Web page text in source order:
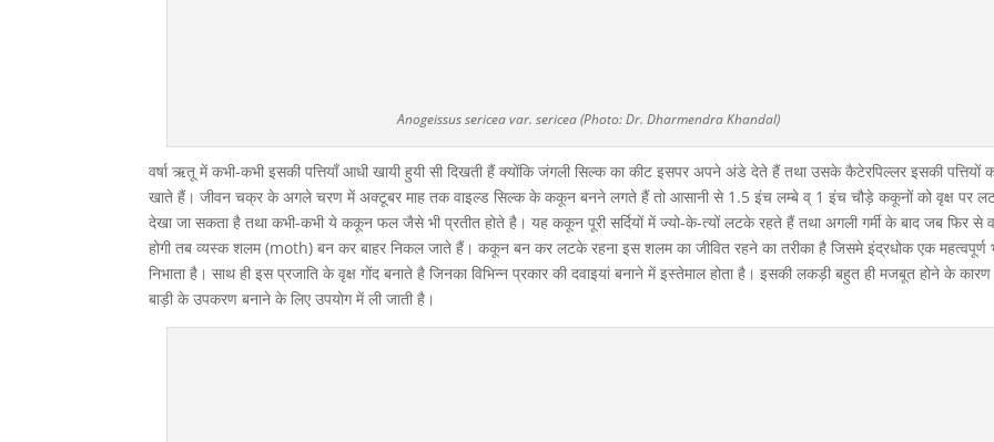
Anogeissus sericea var. sericea (Photo: Dr. Dharmendra Khandal)
वर्षा ऋतू में कभी-कभी इसकी पत्तियाँ आधी खायी हुयी सी दिखती हैं क्योंकि जंगली सिल्क का कीट इसपर अपने अंडे देते हैं तथा उसके कैटेरपिल्लर इसकी पत्तियों
खाते हैं। जीवन चक्र के अगले चरण में अक्टूबर माह तक वाइल्ड सिल्क के ककून बनने लगते हैं तो आसानी से 1.5 इंच लम्बे व् 1 इंच चौड़े ककूनों को वृक्ष पर
देखा जा सकता है तथा कभी-कभी ये ककून फल जैसे भी प्रतीत होते है। यह ककून पूरी सर्दियों में ज्यो-के-त्यों लटके रहते हैं तथा अगली गर्मी के बाद जब फिर से
होगी तब व्यस्क शलम (moth) बन कर बाहर निकल जाते हैं। ककून बन कर लटके रहना इस शलम का जीवित रहने का तरीका है जिसमे इंद्रधोक एक महत्वपूर्ण
निभाता है। साथ ही इस प्रजाति के वृक्ष गोंद बनाते है जिनका विभिन्न प्रकार की दवाइयां बनाने में इस्तेमाल होता है। इसकी लकड़ी बहुत ही मजबूत होने के
बाड़ी के उपकरण बनाने के लिए उपयोग में ली जाती है।